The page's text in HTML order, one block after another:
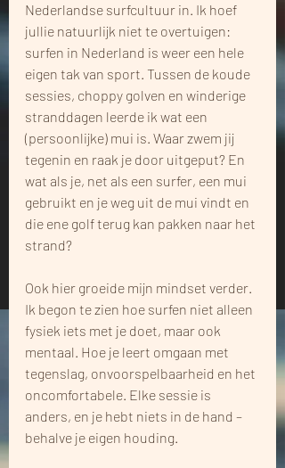
Nederlandse surfcultuur in. Ik hoef
jullie natuurlijk niet te overtuigen:
surfen in Nederland is weer een hele
eigen tak van sport. Tussen de koude
sessies, choppy golven en winderige
stranddagen leerde ik wat een
(persoonlijke) mui is. Waar zwem jij
tegenin en raak je door uitgeput? En
wat als je, net als een surfer, een mui
gebruikt en je weg uit de mui vindt en
die ene golf terug kan pakken naar het
strand?
Ook hier groeide mijn mindset verder.
Ik begon te zien hoe surfen niet alleen
fysiek iets met je doet, maar ook
mentaal. Hoe je leert omgaan met
tegenslag, onvoorspelbaarheid en het
oncomfortabele. Elke sessie is
anders, en je hebt niets in de hand –
behalve je eigen houding.